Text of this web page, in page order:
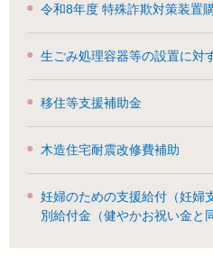
令和8年度 特殊詐欺対策装置
生ごみ処理容器等の設置に対
移住等支援補助金
木造住宅耐震改修費補助
妊婦のための支援給付（妊婦
別給付金（健やかお祝い金と